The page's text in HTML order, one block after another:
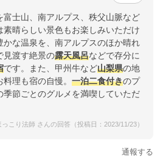
富士山、南アルプス、秩父山脈など
素晴らしい景色もお楽しみいただけ
かな温泉を、南アルプスのほか晴れ
見渡す絶景の露天風呂などで存分に
です。また、甲州牛など山梨県の地
理も宿の自慢。 一泊二食付きのプ
季節ごとのグルメを満喫していただ
っこり法師 さんの回答（投稿日：2023/11/23）
通報する